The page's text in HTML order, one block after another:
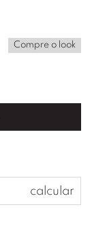
Compre o look